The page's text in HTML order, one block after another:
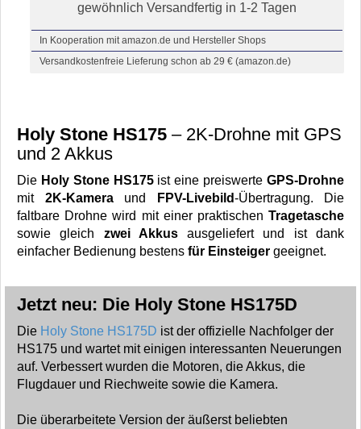
gewöhnlich Versandfertig in 1-2 Tagen
In Kooperation mit amazon.de und Hersteller Shops
Versandkostenfreie Lieferung schon ab 29 € (amazon.de)
Holy Stone HS175 – 2K-Drohne mit GPS
und 2 Akkus
Die Holy Stone HS175ist eine preiswerteGPS-Drohne
mit 2K-Kameraund FPV-Livebild-Übertragung. Die
faltbare Drohne wird mit einer praktischen Tragetasche
sowie gleich zwei Akkusausgeliefert und ist dank
einfacher Bedienung bestens für Einsteiger geeignet.
Jetzt neu: Die Holy Stone HS175D
Die Holy Stone HS175D ist der offizielle Nachfolger der
HS175 und wartet mit einigen interessanten Neuerungen
auf. Verbessert wurden die Motoren, die Akkus, die
Flugdauer und Riechweite sowie die Kamera.
Die überarbeitete Version der äußerst beliebten